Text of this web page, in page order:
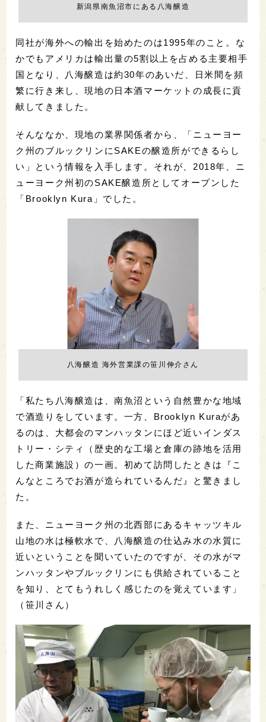
新潟県南魚沼市にある八海醸造
同社が海外への輸出を始めたのは1995年のこと。な
かでもアメリカは輸出量の5割以上を占める主要相手
国となり、八海醸造は約30年のあいだ、日米間を頻
繁に行き来し、現地の日本酒マーケットの成長に貢
献してきました。
そんななか、現地の業界関係者から、「ニューヨー
ク州のブルックリンにSAKEの醸造所ができるらし
い」という情報を入手します。それが、2018年、ニ
ューヨーク州初のSAKE醸造所としてオープンした
「Brooklyn Kura」でした。
八海醸造 海外営業課の笹川伸介さん
「私たち八海醸造は、南魚沼という自然豊かな地域
で酒造りをしています。一方、Brooklyn Kuraがあ
るのは、大都会のマンハッタンにほど近いインダス
トリー・シティ（歴史的な工場と倉庫の跡地を活用
した商業施設）の一画。初めて訪問したときは『こ
んなところでお酒が造られているんだ』と驚きまし
た。
また、ニューヨーク州の北西部にあるキャッツキル
山地の水は極軟水で、八海醸造の仕込み水の水質に
近いということを聞いていたのですが、その水がマ
ンハッタンやブルックリンにも供給されていること
を知り、とてもうれしく感じたのを覚えています」
（笹川さん）